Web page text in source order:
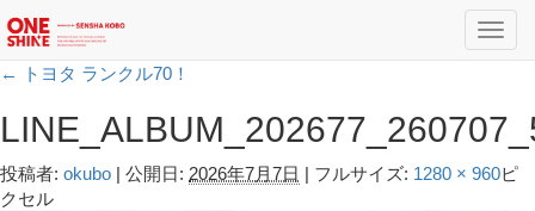
← トヨタ ランクル70！
投稿者: okubo | 公開日: 2026年7月7日 | フルサイズ: 1280 × 960ピ
クセル